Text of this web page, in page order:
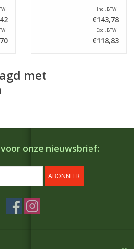
Incl. BTW
€143,78
Excl. BTW
€118,83
met
onze nieuwsbrief:
ABONNEER